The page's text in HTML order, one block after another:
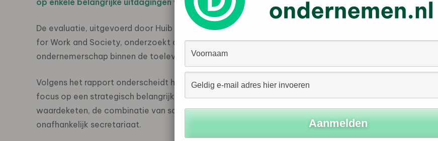
op enkele belangrijke uitdagingen voor de komende jaren.
De evaluatie, uitgevoerd door Huib Huyse en Hanne Van Cappellen van de KU Leuven Research Institute
for Work and Society, onderzoekt de rol van het Convenant bij het bevorderen van verantwoord
ondernemerschap binnen de toeleveringsketens van hernieuwbare energie.
Volgens het rapport onderscheidt het Convenant zich van andere multi-stakeholderinitiatieven door de
focus op een strategisch belangrijke sector, de brede betrokkenheid van partijen uit de gehele
waardeketen, de combinatie van samenwerking en inkoopprikkels, en de ondersteuning door een
onafhankelijk secretariaat.